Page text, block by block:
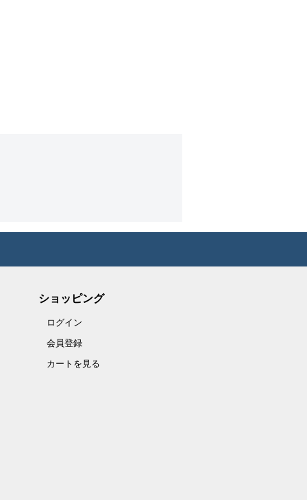
ショッピング
ログイン
会員登録
カートを見る